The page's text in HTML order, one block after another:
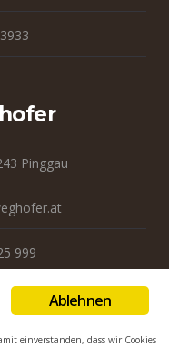
Pinggau
999
Ablehnen
einverstanden, dass wir Cookies